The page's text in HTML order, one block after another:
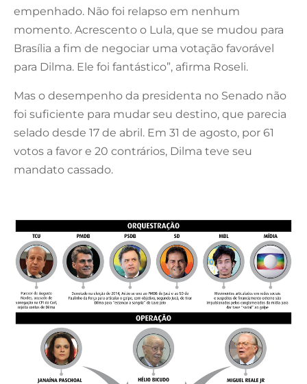
empenhado. Não foi relapso em nenhum
momento. Acrescento o Lula, que se mudou para
Brasília a fim de negociar uma votação favorável
para Dilma. Ele foi fantástico”, afirma Roseli.
Mas o desempenho da presidenta no Senado não
foi suficiente para mudar seu destino, que parecia
selado desde 17 de abril. Em 31 de agosto, por 61
votos a favor e 20 contrários, Dilma teve seu
mandato cassado.